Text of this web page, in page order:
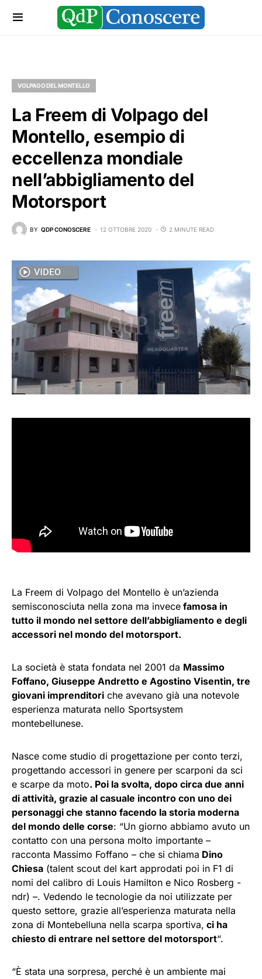
VOLPAGO DEL MONTELLO
La Freem di Volpago del
Montello, esempio di
eccellenza mondiale
nell’abbigliamento del
Motorsport
BY QDP CONOSCERE 12 OTTOBRE 2020 2 MINUTE READ
La Freem di Volpago del Montello è un’azienda
semisconosciuta nella zona ma invece famosa in
tutto il mondo nel settore dell’abbigliamento e degli
accessori nel mondo del motorsport.
La società è stata fondata nel 2001 da Massimo
Foffano, Giuseppe Andretto e Agostino Visentin, tre
giovani imprenditori che avevano già una notevole
esperienza maturata nello Sportsystem
montebellunese.
Nasce come studio di progettazione per conto terzi,
progettando accessori in genere per scarponi da sci
e scarpe da moto. Poi la svolta, dopo circa due anni
di attività, grazie al casuale incontro con uno dei
personaggi che stanno facendo la storia moderna
del mondo delle corse: “Un giorno abbiamo avuto un
contatto con una persona molto importante –
racconta Massimo Foffano – che si chiama Dino
Chiesa (talent scout del kart approdati poi in F1 di
nomi del calibro di Louis Hamilton e Nico Rosberg -
ndr) –. Vedendo le tecnologie da noi utilizzate per
questo settore, grazie all’esperienza maturata nella
zona di Montebelluna nella scarpa sportiva, ci ha
chiesto di entrare nel settore del motorsport“.
“È stata una sorpresa, perché è un ambiente mai